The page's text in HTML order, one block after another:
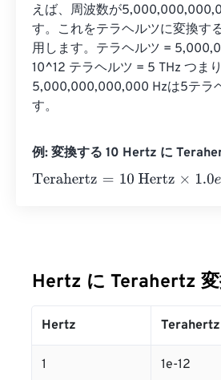
えば、周波数が
す。これをテラヘルツに変換す
用します。テラヘルツ =
10^12 テラヘルツ = 5 THz つまり
5,000,000,000,000 Hzは5テラ
す。
例: 変換する 10 Hertz に
Terahertz=10 Hertz×1.0e 12 =1e-11
Hertz に Terahertz
Hertz Terahertz
1 1e-12